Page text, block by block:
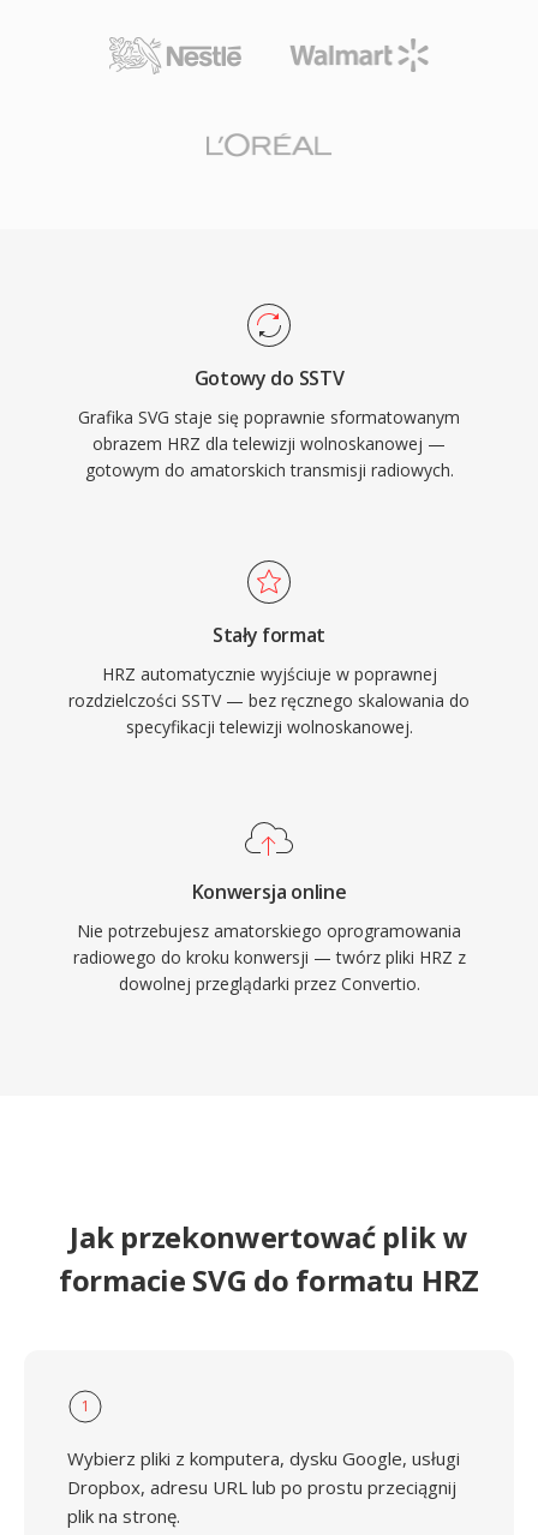
Gotowy do SSTV
Grafika SVG staje się poprawnie sformatowanym
obrazem HRZ dla telewizji wolnoskanowej —
gotowym do amatorskich transmisji radiowych.
Stały format
HRZ automatycznie wyjściuje w poprawnej
rozdzielczości SSTV — bez ręcznego skalowania do
specyfikacji telewizji wolnoskanowej.
Konwersja online
Nie potrzebujesz amatorskiego oprogramowania
radiowego do kroku konwersji — twórz pliki HRZ z
dowolnej przeglądarki przez Convertio.
Jak przekonwertować plik w
formacie SVG do formatu HRZ
1
Wybierz pliki z komputera, dysku Google, usługi
Dropbox, adresu URL lub po prostu przeciągnij
plik na stronę.